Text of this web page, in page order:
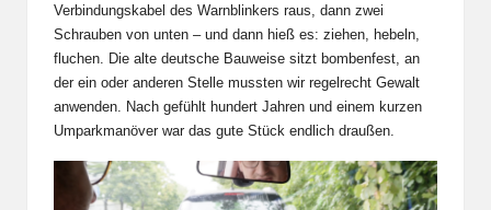
Verbindungskabel des Warnblinkers raus, dann zwei
Schrauben von unten – und dann hieß es: ziehen, hebeln,
fluchen. Die alte deutsche Bauweise sitzt bombenfest, an
der ein oder anderen Stelle mussten wir regelrecht Gewalt
anwenden. Nach gefühlt hundert Jahren und einem kurzen
Umparkmanöver war das gute Stück endlich draußen.